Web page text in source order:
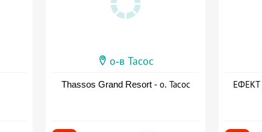
о-в Тасос
Thassos Grand Resort - о. Тасос
ЕФЕКТ